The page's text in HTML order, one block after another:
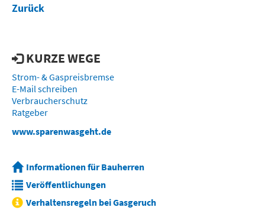
Zurück
KURZE WEGE
Strom- & Gaspreisbremse
E-Mail schreiben
Verbraucherschutz
Ratgeber
www.sparenwasgeht.de
Informationen für Bauherren
Veröffentlichungen
Verhaltensregeln bei Gasgeruch